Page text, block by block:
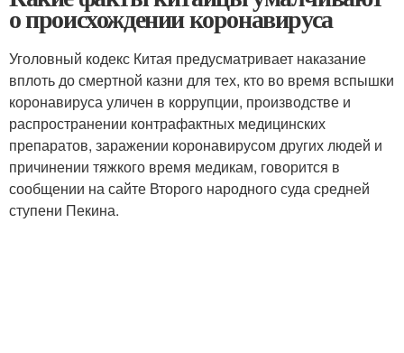
о происхождении коронавируса
Уголовный кодекс Китая предусматривает наказание
вплоть до смертной казни для тех, кто во время вспышки
коронавируса уличен в коррупции, производстве и
распространении контрафактных медицинских
препаратов, заражении коронавирусом других людей и
причинении тяжкого время медикам, говорится в
сообщении на сайте Второго народного суда средней
ступени Пекина.